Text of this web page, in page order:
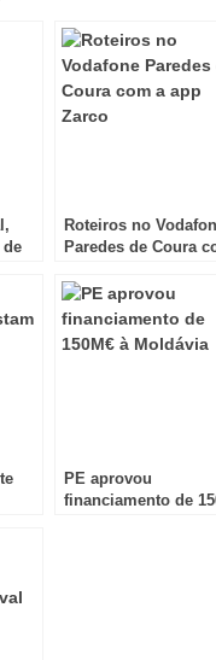
Roteiros no
Paredes de Coura
PE aprovou
financiamento de